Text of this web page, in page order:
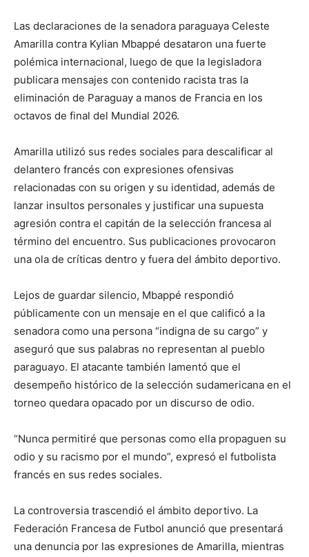
Las declaraciones de la senadora paraguaya Celeste
Amarilla contra Kylian Mbappé desataron una fuerte
polémica internacional, luego de que la legisladora
publicara mensajes con contenido racista tras la
eliminación de Paraguay a manos de Francia en los
octavos de final del Mundial 2026.
Amarilla utilizó sus redes sociales para descalificar al
delantero francés con expresiones ofensivas
relacionadas con su origen y su identidad, además de
lanzar insultos personales y justificar una supuesta
agresión contra el capitán de la selección francesa al
término del encuentro. Sus publicaciones provocaron
una ola de críticas dentro y fuera del ámbito deportivo.
Lejos de guardar silencio, Mbappé respondió
públicamente con un mensaje en el que calificó a la
senadora como una persona “indigna de su cargo” y
aseguró que sus palabras no representan al pueblo
paraguayo. El atacante también lamentó que el
desempeño histórico de la selección sudamericana en el
torneo quedara opacado por un discurso de odio.
“Nunca permitiré que personas como ella propaguen su
odio y su racismo por el mundo”, expresó el futbolista
francés en sus redes sociales.
La controversia trascendió el ámbito deportivo. La
Federación Francesa de Futbol anunció que presentará
una denuncia por las expresiones de Amarilla, mientras